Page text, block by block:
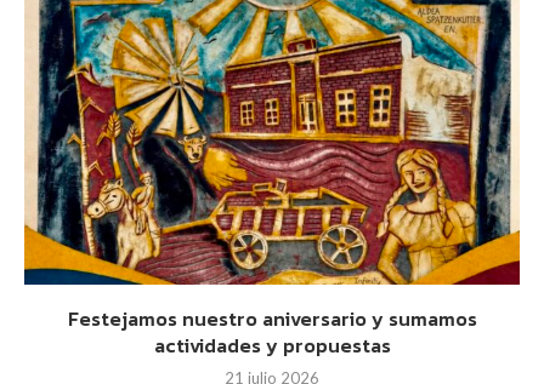
Festejamos nuestro aniversario y sumamos
actividades y propuestas
21 julio 2026